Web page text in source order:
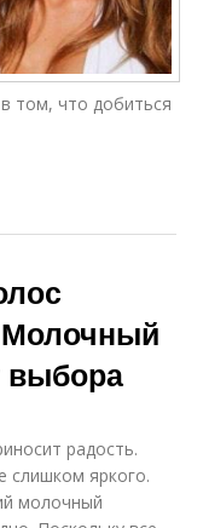
том, что добиться
выбора
радость.
слишком яркого.
молочный